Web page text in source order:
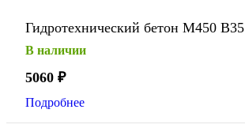
Гидротехнический бетон М450 В35
В наличии
5060 ₽
Подробнее